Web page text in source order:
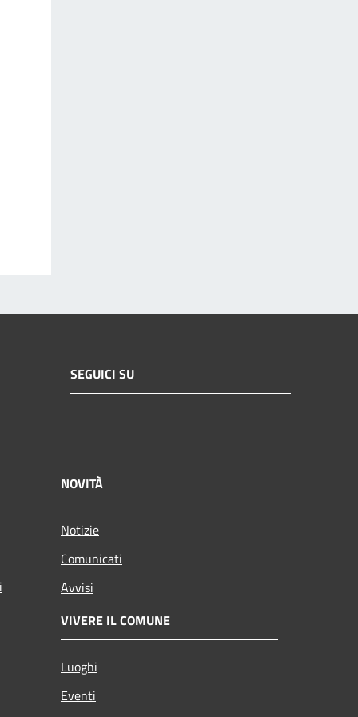
SEGUICI SU
NOVITÀ
Notizie
Comunicati
Avvisi
VIVERE IL COMUNE
Luoghi
Eventi